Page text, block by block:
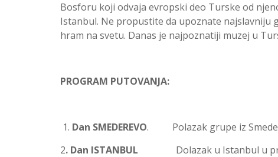
Bosforu koji odvaja evropski deo Turske od
Istanbul. Ne propustite da upoznate najslavniju
hram na svetu. Danas je najpoznatiji muzej u
PROGRAM PUTOVANJA:
Dan SMEDEREVO. Polazak grupe iz
2. Dan ISTANBUL
Dolazak u Istanbul u